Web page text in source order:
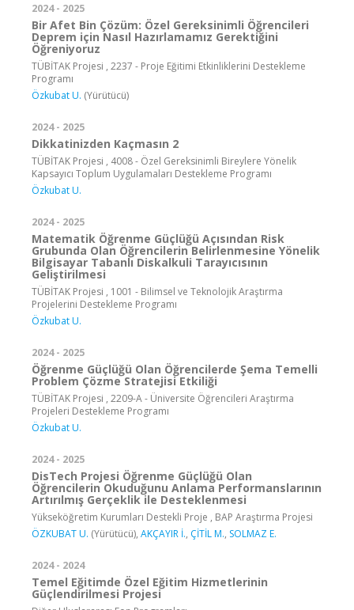
2024 - 2025
Bir Afet Bin Çözüm: Özel Gereksinimli Öğrencileri
Deprem için Nasıl Hazırlamamız Gerektiğini
Öğreniyoruz
TÜBİTAK Projesi , 2237 - Proje Eğitimi Etkinliklerini Destekleme
Programı
Özkubat U. (Yürütücü)
2024 - 2025
Dikkatinizden Kaçmasın 2
TÜBİTAK Projesi , 4008 - Özel Gereksinimli Bireylere Yönelik
Kapsayıcı Toplum Uygulamaları Destekleme Programı
Özkubat U.
2024 - 2025
Matematik Öğrenme Güçlüğü Açısından Risk
Grubunda Olan Öğrencilerin Belirlenmesine Yönelik
Bilgisayar Tabanlı Diskalkuli Tarayıcısının
Geliştirilmesi
TÜBİTAK Projesi , 1001 - Bilimsel ve Teknolojik Araştırma
Projelerini Destekleme Programı
Özkubat U.
2024 - 2025
Öğrenme Güçlüğü Olan Öğrencilerde Şema Temelli
Problem Çözme Stratejisi Etkiliği
TÜBİTAK Projesi , 2209-A - Üniversite Öğrencileri Araştırma
Projeleri Destekleme Programı
Özkubat U.
2024 - 2025
DisTech Projesi Öğrenme Güçlüğü Olan
Öğrencilerin Okuduğunu Anlama Performanslarının
Artırılmış Gerçeklik ile Desteklenmesi
Yükseköğretim Kurumları Destekli Proje , BAP Araştırma Projesi
ÖZKUBAT U. (Yürütücü), AKÇAYIR İ., ÇİTİL M., SOLMAZ E.
2024 - 2024
Temel Eğitimde Özel Eğitim Hizmetlerinin
Güçlendirilmesi Projesi